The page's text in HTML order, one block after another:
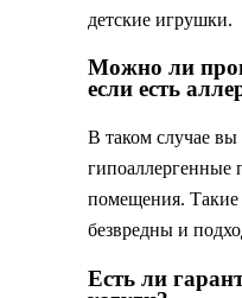
детские игрушки.
Можно ли
если есть
В таком случае вы
гипоаллергенные
помещения. Такие
безвредны и
Есть ли